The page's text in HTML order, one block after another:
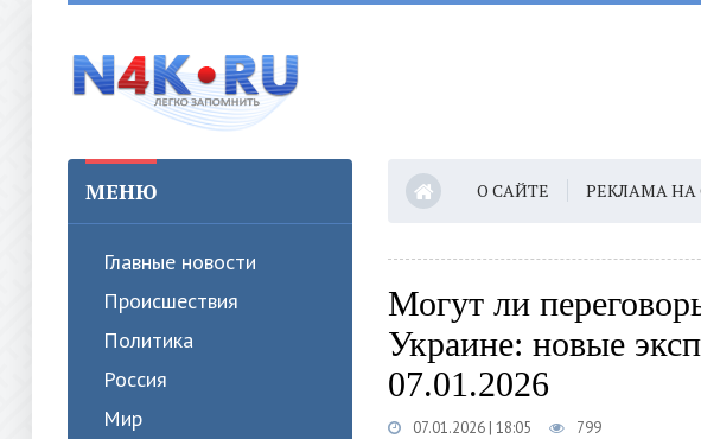
МЕНЮ
Главные новости
Происшествия
Политика
Россия
Мир
О САЙТЕ РЕКЛАМА НА
Могут ли
Украине: новые
07.01.2026
07.01.2026 | 18:05 799